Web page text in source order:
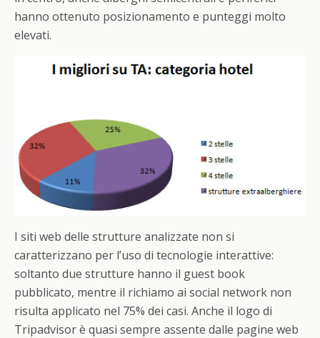
hanno ottenuto posizionamento e punteggi molto
elevati.
I siti web delle strutture analizzate non si
caratterizzano per l’uso di tecnologie interattive:
soltanto due strutture hanno il guest book
pubblicato, mentre il richiamo ai social network non
risulta applicato nel 75% dei casi. Anche il logo di
Tripadvisor è quasi sempre assente dalle pagine web